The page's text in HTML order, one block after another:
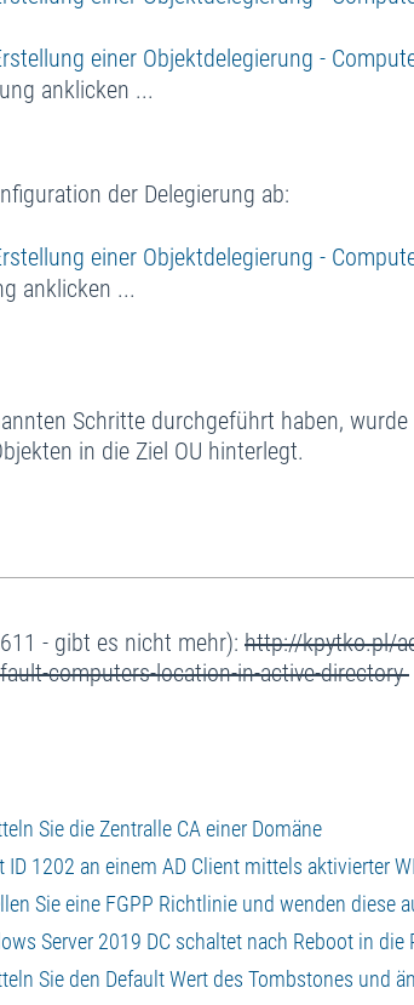
anklicken ...
der Delegierung ab:
anklicken ...
Schritte durchgeführt haben,
in die Ziel OU hinterlegt.
- gibt es nicht mehr): http://kpytko.pl/
computers-location-in-active-directory
Sie die Zentralle CA einer Domäne
ID 1202 an einem AD Client mittels aktivierter
Sie eine FGPP Richtlinie und wenden diese
Server 2019 DC schaltet nach Reboot in
Sie den Default Wert des Tombstones und